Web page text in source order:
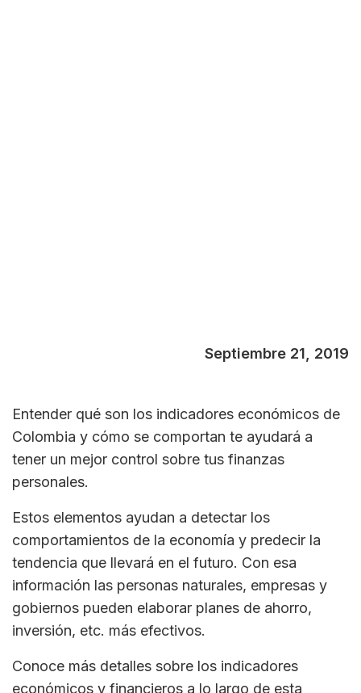
Septiembre 21, 2019
Entender qué son los indicadores económicos de
Colombia y cómo se comportan te ayudará a
tener un mejor control sobre tus finanzas
personales.
Estos elementos ayudan a detectar los
comportamientos de la economía y predecir la
tendencia que llevará en el futuro. Con esa
información las personas naturales, empresas y
gobiernos pueden elaborar planes de ahorro,
inversión, etc. más efectivos.
Conoce más detalles sobre los indicadores
económicos y financieros a lo largo de esta